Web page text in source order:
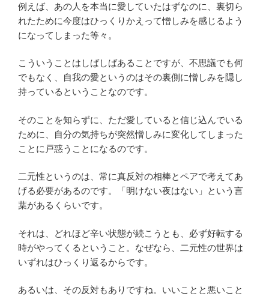
例えば、あの人を本当に愛していたはずなのに、裏切ら
れたために今度はひっくりかえって憎しみを感じるよう
になってしまった等々。
こういうことはしばしばあることですが、不思議でも何
でもなく、自我の愛というのはその裏側に憎しみを隠し
持っているということなのです。
そのことを知らずに、ただ愛していると信じ込んでいる
ために、自分の気持ちが突然憎しみに変化してしまった
ことに戸惑うことになるのです。
二元性というのは、常に真反対の相棒とペアで考えてあ
げる必要があるのです。「明けない夜はない」という言
葉があるくらいです。
それは、どれほど辛い状態が続こうとも、必ず好転する
時がやってくるということ。なぜなら、二元性の世界は
いずれはひっくり返るからです。
あるいは、その反対もありですね。いいことと悪いこと